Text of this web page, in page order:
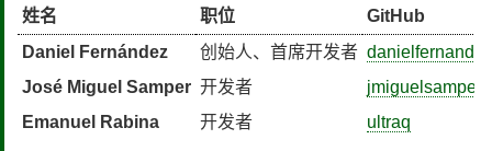
姓名 职位
GitHub
Daniel Fernández
创始人、首席开发者 danielfernandez
José Miguel Samper 开发者
jmiguelsamper
Emanuel Rabina
开发者 ultraq